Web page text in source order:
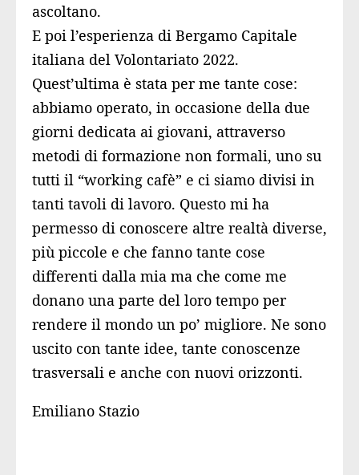
ascoltano.
E poi l’esperienza di Bergamo Capitale
italiana del Volontariato 2022.
Quest’ultima è stata per me tante cose:
abbiamo operato, in occasione della due
giorni dedicata ai giovani, attraverso
metodi di formazione non formali, uno su
tutti il “working cafè” e ci siamo divisi in
tanti tavoli di lavoro. Questo mi ha
permesso di conoscere altre realtà diverse,
più piccole e che fanno tante cose
differenti dalla mia ma che come me
donano una parte del loro tempo per
rendere il mondo un po’ migliore. Ne sono
uscito con tante idee, tante conoscenze
trasversali e anche con nuovi orizzonti.
Emiliano Stazio